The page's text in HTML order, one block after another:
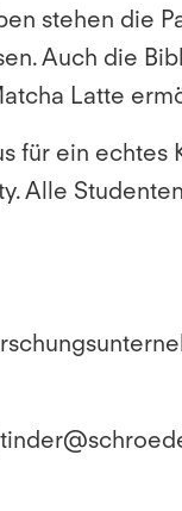
stehen die
Auch die
Latte
für ein echtes
Alle